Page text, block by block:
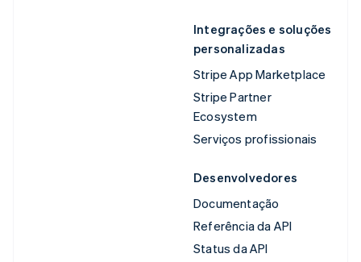
Integrações e soluções
personalizadas
Stripe App Marketplace
Stripe Partner
Ecosystem
Serviços profissionais
Desenvolvedores
Documentação
Referência da API
Status da API